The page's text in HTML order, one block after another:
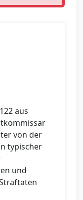
aus
von der
typischer
und